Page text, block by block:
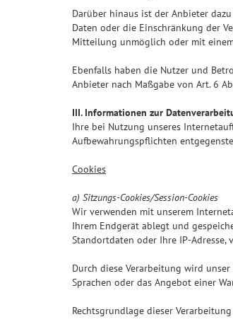
Darüber hinaus ist der Anbieter
Daten oder die Einschränkung der
Mitteilung unmöglich oder mit
Ebenfalls haben die Nutzer und
Anbieter nach Maßgabe von Art. 6
III. Informationen zur
Ihre bei Nutzung unseres
Aufbewahrungspflichten
Cookies
a) Sitzungs-Cookies/Session-Cookies
Wir verwenden mit unserem
Ihrem Endgerät ablegt und
Standortdaten oder Ihre IP-Adresse,
Durch diese Verarbeitung wird
Sprachen oder das Angebot einer
Rechtsgrundlage dieser